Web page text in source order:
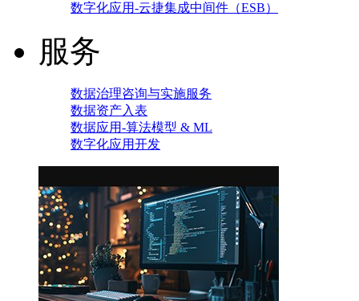
数字化应用-云捷集成中间件（ESB）
服务
数据治理咨询与实施服务
数据资产入表
数据应用-算法模型 & ML
数字化应用开发